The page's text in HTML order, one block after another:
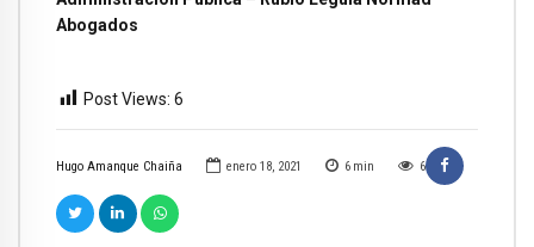
Hugo Amanque Chaiña enero 18, 2021 6 min 6
Abogados
Post Views: 6